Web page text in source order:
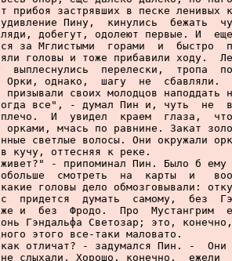
прибоя застрявших в песке ленивых
Пину,  кинулись  бежать
добегут, одолеют первые. И
за Мглистыми  горами  и  быстро
головы и тоже прибавили ходу.
выплеснулись  перелески,  тропа
Орки, однако,  шагу  не  сбавляли.
своих молодцов наподдать
все", - думал Пин и, чуть  не
плечо.  И  увидел  краем  глаза,
орками, мчась по равнине. Закат
светлые волосы. Они окружали
в кучу, оттесняя к реке.
- припоминал Пин. Было б ему
смотреть  на  карты  и
головы дело обмозговывали:
придется  думать  самому,  без
и  без  Фродо.  Про  Мустангрим
Гэндальфа Светозар; это,
этого все-таки маловато.
отличат? - задумался Пин. -  Они
не слыхали. Хорошо, конечно,  ежели